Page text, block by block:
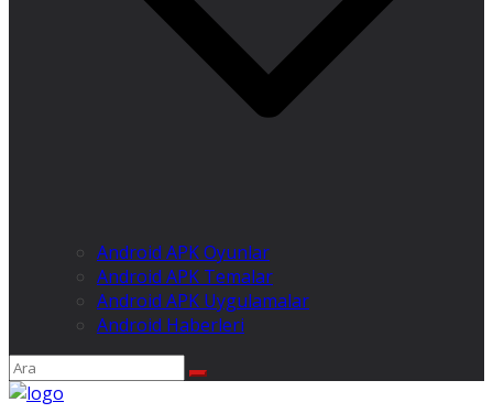
Android APK Oyunlar
Android APK Temalar
Android APK Uygulamalar
Android Haberleri